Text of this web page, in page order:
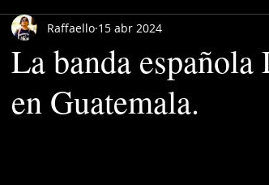
La banda
en Guatemala.
Raffaello 15 abr 2024